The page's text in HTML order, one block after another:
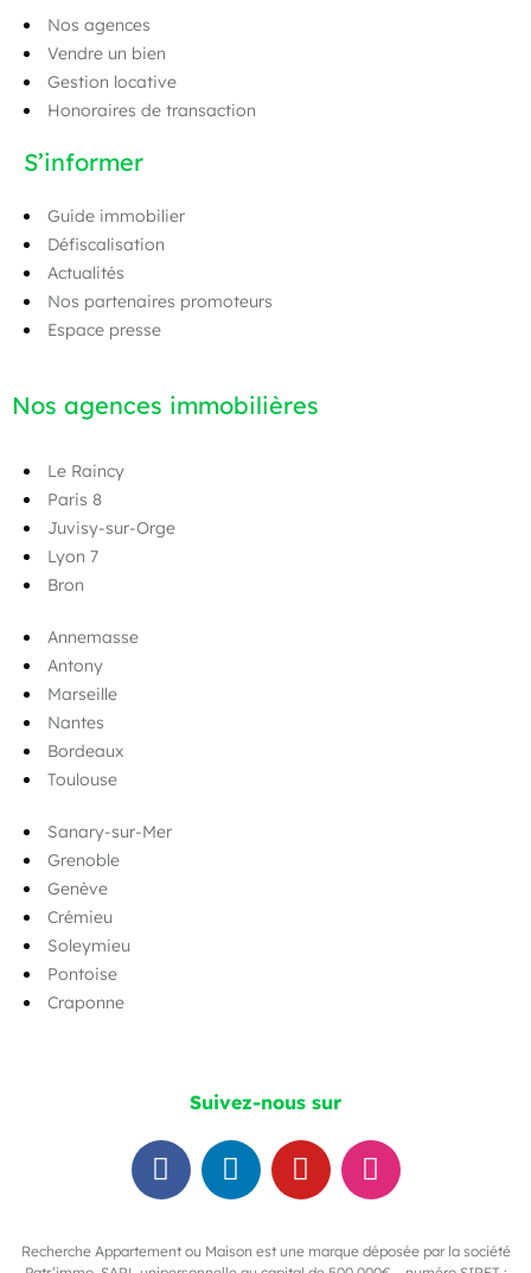
Nos agences
Vendre un bien
Gestion locative
Honoraires de transaction
S’informer
Guide immobilier
Défiscalisation
Actualités
Nos partenaires promoteurs
Espace presse
Nos agences immobilières
Le Raincy
Paris 8
Juvisy-sur-Orge
Lyon 7
Bron
Annemasse
Antony
Marseille
Nantes
Bordeaux
Toulouse
Sanary-sur-Mer
Grenoble
Genève
Crémieu
Soleymieu
Pontoise
Craponne
Suivez-nous sur
Recherche Appartement ou Maison est une marque déposée par la société